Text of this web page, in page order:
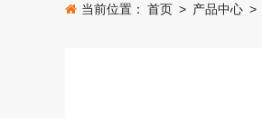
当前位置： 首页 > 产品中心 >